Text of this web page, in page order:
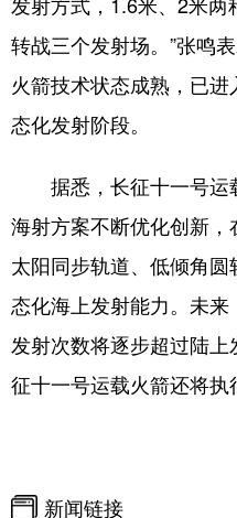
转战三个发射场。”张鸣
火箭技术状态成熟，已
态化发射阶段。
据悉，长征十一号运
海射方案不断优化创新
太阳同步轨道、低倾角
态化海上发射能力。未
发射次数将逐步超过陆
征十一号运载火箭还将执
新闻链接